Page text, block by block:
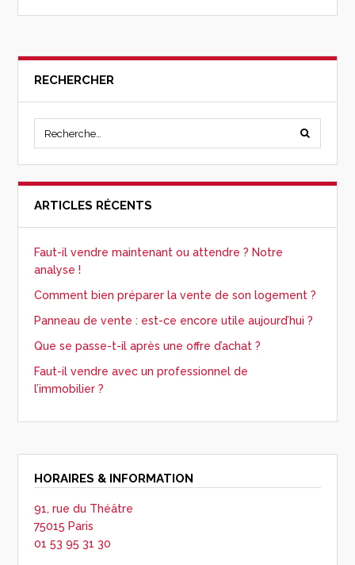
RECHERCHER
ARTICLES RÉCENTS
Faut-il vendre maintenant ou attendre ? Notre
analyse !
Comment bien préparer la vente de son logement ?
Panneau de vente : est-ce encore utile aujourd’hui ?
Que se passe-t-il après une offre d’achat ?
Faut-il vendre avec un professionnel de
l’immobilier ?
HORAIRES & INFORMATION
91, rue du Théâtre
75015 Paris
01 53 95 31 30